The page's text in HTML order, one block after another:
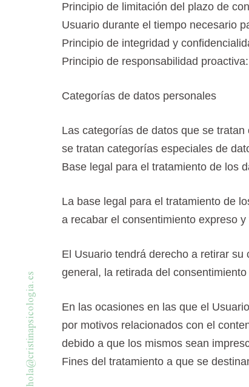
h
o
l
a
@
c
r
i
s
t
i
n
a
p
s
i
c
o
l
o
g
i
a
.
e
s
Principio de limitación del plazo de
Usuario durante el tiempo necesario
Principio de integridad y
Principio de responsabilidad
Categorías de datos personales
Las categorías de datos que se
se tratan categorías especiales de
Base legal para el tratamiento de los
La base legal para el tratamiento de
a recabar el consentimiento expreso
El Usuario tendrá derecho a retirar
general, la retirada del
En las ocasiones en las que el
por motivos relacionados con el
debido a que los mismos sean
Fines del tratamiento a que se